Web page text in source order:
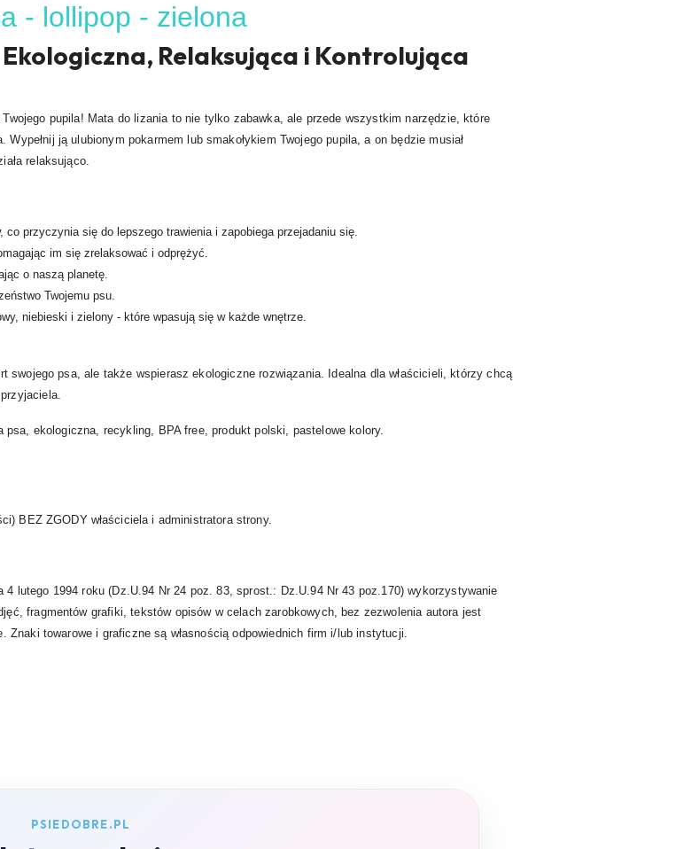
- lollipop - zielona
Relaksująca i Kontrolująca
pupila! Mata do lizania to nie tylko zabawka, ale przede wszystkim narzędzie, które
ją ulubionym pokarmem lub smakołykiem Twojego pupila, a on będzie musiał
relaksująco.
co przyczynia się do lepszego trawienia i zapobiega przejadaniu się.
im się zrelaksować i odprężyć.
o naszą planetę.
Twojemu psu.
niebieski i zielony - które wpasują się w każde wnętrze.
psa, ale także wspierasz ekologiczne rozwiązania. Idealna dla właścicieli, którzy chcą
ekologiczna, recykling, BPA free, produkt polski, pastelowe kolory.
BEZ ZGODY właściciela i administratora strony.
lutego 1994 roku (Dz.U.94 Nr 24 poz. 83, sprost.: Dz.U.94 Nr 43 poz.170) wykorzystywanie
fragmentów grafiki, tekstów opisów w celach zarobkowych, bez zezwolenia autora jest
towarowe i graficzne są własnością odpowiednich firm i/lub instytucji.
PSIEDOBRE.PL